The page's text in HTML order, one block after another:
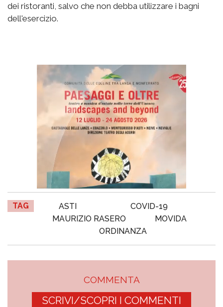
dei ristoranti, salvo che non debba utilizzare i bagni
dell'esercizio.
TAG ASTI
COVID-19
MAURIZIO RASERO
MOVIDA
ORDINANZA
COMMENTA
SCRIVI/SCOPRI I COMMENTI